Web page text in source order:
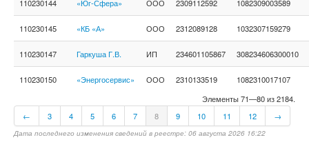
110230144 «Юг-Сфера» ООО 2309112592 1082309003589
110230145 «КБ «А» ООО 2312089128 1032307159279
110230147 Гаркуша Г.В. ИП 234601105867 308234606300010
110230150 «Энергосервис» ООО 2310133519
1082310017107
Элементы 71—80 из 2184.
←
3 4 5 6 7 8 9 10 11 12 →
Дата последнего изменения сведений в реестре: 06 августа 2026 16:22